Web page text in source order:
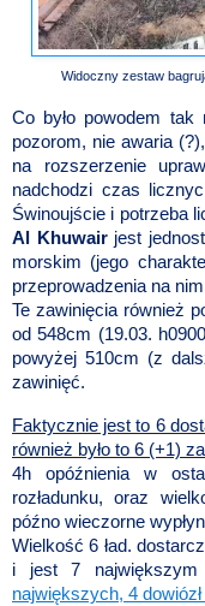
Widoczny zestaw
Co było powodem tak
pozorom, nie awaria
na rozszerzenie
nadchodzi czas
Świnoujście i potrzeba
Al Khuwairjest
morskim (jego
przeprowadzenia na
Te zawinięcia również
od 548cm (19.03.
powyżej 510cm (z
zawinięć.
Faktycznie jest to 6
również było to 6 (+1)
4h opóźnienia w
rozładunku, oraz
późno wieczorne
Wielkość 6 ład.
i jest 7
największych, 4